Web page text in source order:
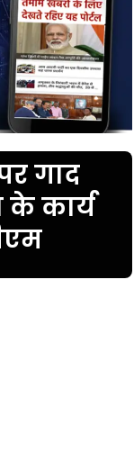
गाद
कार्य